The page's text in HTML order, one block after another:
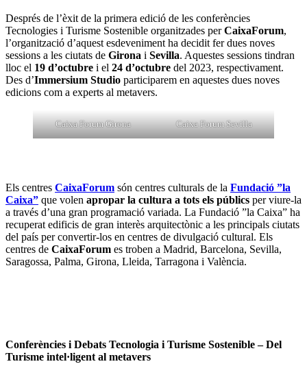
Després de l’èxit de la primera edició de les conferències
Tecnologies i Turisme Sostenible organitzades perCaixaForum,
l’organització d’aquest esdeveniment ha decidit fer dues noves
sessions a les ciutats de Girona i Sevilla. Aquestes sessions tindran
lloc el 19 d’octubre i el 24 d’octubre del 2023, respectivament.
Des d’Immersium Studio participarem en aquestes dues noves
edicions com a experts al metavers.
Caixa Forum Girona Caixa Forum Sevilla
Els centres CaixaForum són centres culturals de la Fundació ”la
Caixa” que volen apropar la cultura a tots els públics per viure-la
a través d’una gran programació variada. La Fundació ”la Caixa” ha
recuperat edificis de gran interès arquitectònic a les principals ciutats
del país per convertir-los en centres de divulgació cultural. Els
centres de CaixaForum es troben a Madrid, Barcelona, ​​Sevilla,
Saragossa, Palma, Girona, Lleida, Tarragona i València.
Conferències i Debats Tecnologia i Turisme Sostenible – Del
Turisme intel·ligent al metavers